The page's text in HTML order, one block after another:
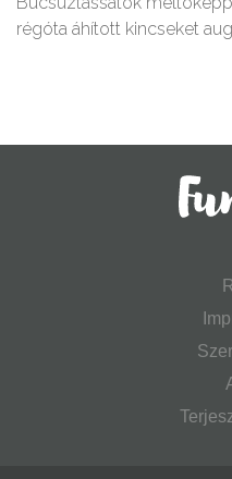
régóta áhított kincseket